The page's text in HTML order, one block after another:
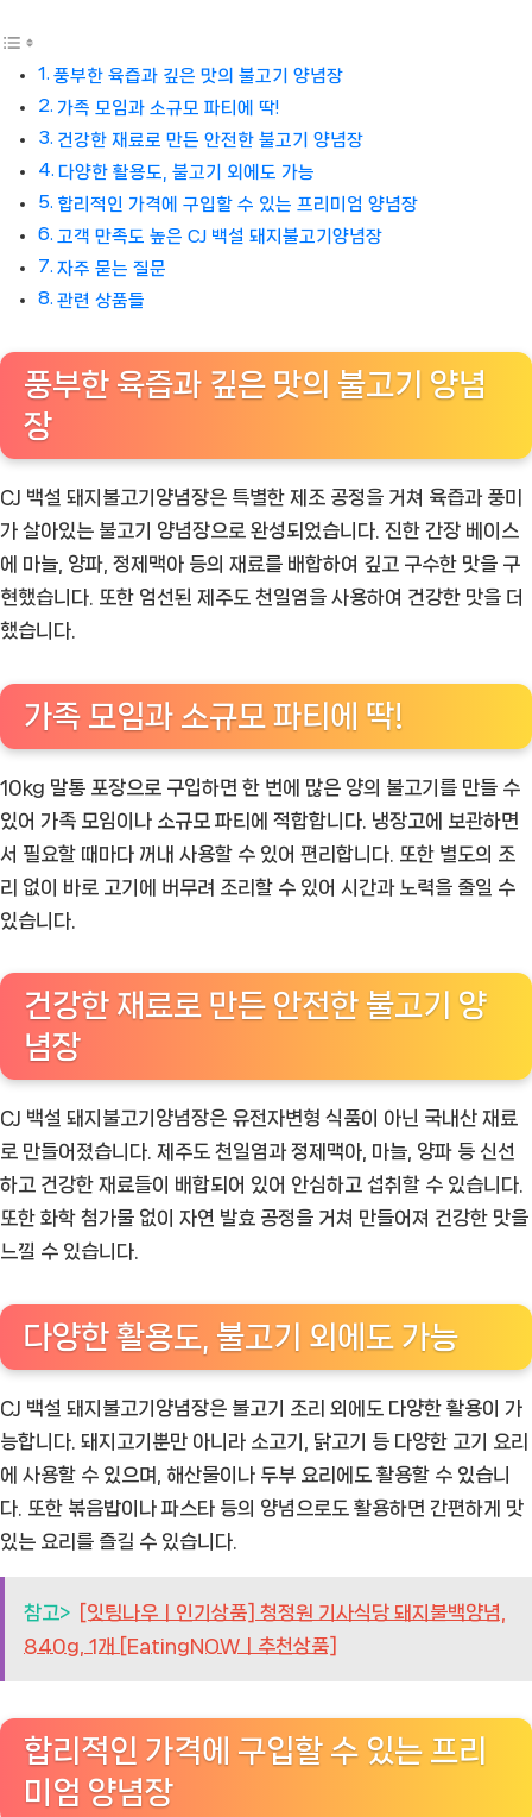
풍부한 육즙과 깊은 맛의 불고기 양념장
가족 모임과 소규모 파티에 딱!
건강한 재료로 만든 안전한 불고기 양념장
다양한 활용도, 불고기 외에도 가능
합리적인 가격에 구입할 수 있는 프리미엄 양념장
고객 만족도 높은 CJ 백설 돼지불고기양념장
자주 묻는 질문
관련 상품들
풍부한 육즙과 깊은 맛의 불고기 양념
장
CJ 백설 돼지불고기양념장은 특별한 제조 공정을 거쳐 육즙과 풍미
가 살아있는 불고기 양념장으로 완성되었습니다. 진한 간장 베이스
에 마늘, 양파, 정제맥아 등의 재료를 배합하여 깊고 구수한 맛을 구
현했습니다. 또한 엄선된 제주도 천일염을 사용하여 건강한 맛을 더
했습니다.
가족 모임과 소규모 파티에 딱!
10kg 말통 포장으로 구입하면 한 번에 많은 양의 불고기를 만들 수
있어 가족 모임이나 소규모 파티에 적합합니다. 냉장고에 보관하면
서 필요할 때마다 꺼내 사용할 수 있어 편리합니다. 또한 별도의 조
리 없이 바로 고기에 버무려 조리할 수 있어 시간과 노력을 줄일 수
있습니다.
건강한 재료로 만든 안전한 불고기 양
념장
CJ 백설 돼지불고기양념장은 유전자변형 식품이 아닌 국내산 재료
로 만들어졌습니다. 제주도 천일염과 정제맥아, 마늘, 양파 등 신선
하고 건강한 재료들이 배합되어 있어 안심하고 섭취할 수 있습니다.
또한 화학 첨가물 없이 자연 발효 공정을 거쳐 만들어져 건강한 맛을
느낄 수 있습니다.
다양한 활용도, 불고기 외에도 가능
CJ 백설 돼지불고기양념장은 불고기 조리 외에도 다양한 활용이 가
능합니다. 돼지고기뿐만 아니라 소고기, 닭고기 등 다양한 고기 요리
에 사용할 수 있으며, 해산물이나 두부 요리에도 활용할 수 있습니
다. 또한 볶음밥이나 파스타 등의 양념으로도 활용하면 간편하게 맛
있는 요리를 즐길 수 있습니다.
참고> [잇팅나우ㅣ인기상품] 청정원 기사식당 돼지불백양념,
840g, 1개 [EatingNOWㅣ추천상품]
합리적인 가격에 구입할 수 있는 프리
미엄 양념장